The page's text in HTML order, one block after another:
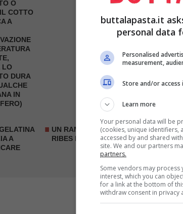
O
COTTO
A
LO
DURA
IN
A
UN RAMETTINO DI
RIBES ROSSO
buttalapasta.it
personal data
Personalised
measurement,
Store and/or
Learn more
Your personal data will be
(cookies, unique identifiers,
accessed by and shared
site. We and our partners
partners.
Some vendors may
interest, which you can
for a link at the bottom of
withdraw consent in privacy